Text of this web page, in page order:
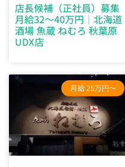
店長候補（正社員）募集
月給32～40万円｜北海道
酒場 魚蔵 ねむろ 秋葉原
UDX店
月給 25万円～